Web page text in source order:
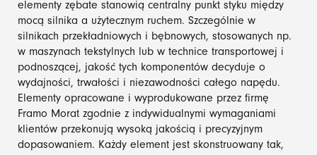
elementy zębate stanowią centralny punkt styku między
mocą silnika a użytecznym ruchem. Szczególnie w
silnikach przekładniowych i bębnowych, stosowanych np.
w maszynach tekstylnych lub w technice transportowej i
podnoszącej, jakość tych komponentów decyduje o
wydajności, trwałości i niezawodności całego napędu.
Elementy opracowane i wyprodukowane przez firmę
Framo Morat zgodnie z indywidualnymi wymaganiami
klientów przekonują wysoką jakością i precyzyjnym
dopasowaniem. Każdy element jest skonstruowany tak,